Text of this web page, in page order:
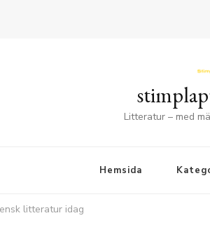
Litteratur – med
Hemsida
litteratur idag